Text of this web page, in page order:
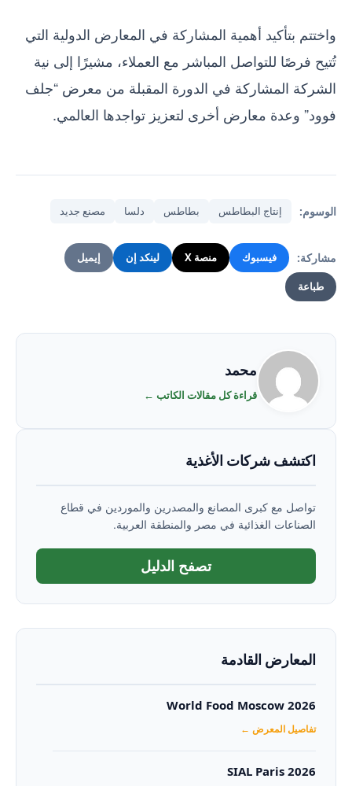
واختتم بتأكيد أهمية المشاركة في المعارض الدولية التي
تُتيح فرصًا للتواصل المباشر مع العملاء، مشيرًا إلى نية
الشركة المشاركة في الدورة المقبلة من معرض “جلف
فوود” وعدة معارض أخرى لتعزيز تواجدها العالمي.
الوسوم: إنتاج البطاطس بطاطس دلسا مصنع جديد
مشاركة: فيسبوك منصة X لينكد إن إيميل
طباعة
محمد
قراءة كل مقالات الكاتب ←
اكتشف شركات الأغذية
تواصل مع كبرى المصانع والمصدرين والموردين في قطاع
الصناعات الغذائية في مصر والمنطقة العربية.
تصفح الدليل
المعارض القادمة
World Food Moscow 2026
تفاصيل المعرض ←
SIAL Paris 2026